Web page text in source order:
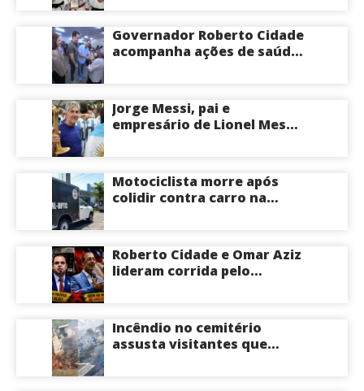
Governador Roberto Cidade
acompanha ações de saúde
Jorge Messi, pai e
empresário de Lionel Messi,
Motociclista morre após
colidir contra carro na
Roberto Cidade e Omar Aziz
lideram corrida pelo
Incêndio no cemitério
assusta visitantes que